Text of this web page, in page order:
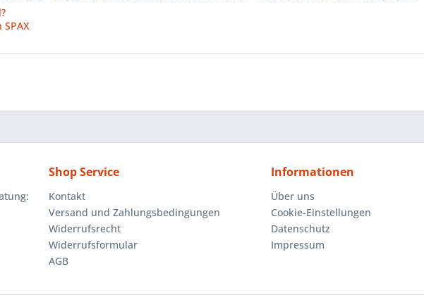
Shop Service
Kontakt
Versand und Zahlungsbedingungen
Widerrufsrecht
Widerrufsformular
AGB
Informationen
Über uns
Cookie-Einstellungen
Datenschutz
Impressum